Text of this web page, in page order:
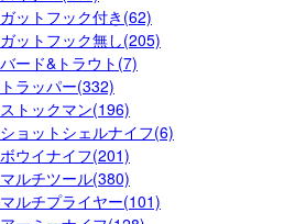
ガットフック付き(62)
ガットフック無し(205)
バード&トラウト(7)
トラッパー(332)
ストックマン(196)
ショットシェルナイフ(6)
ボウイナイフ(201)
マルチツール(380)
マルチプライヤー(101)